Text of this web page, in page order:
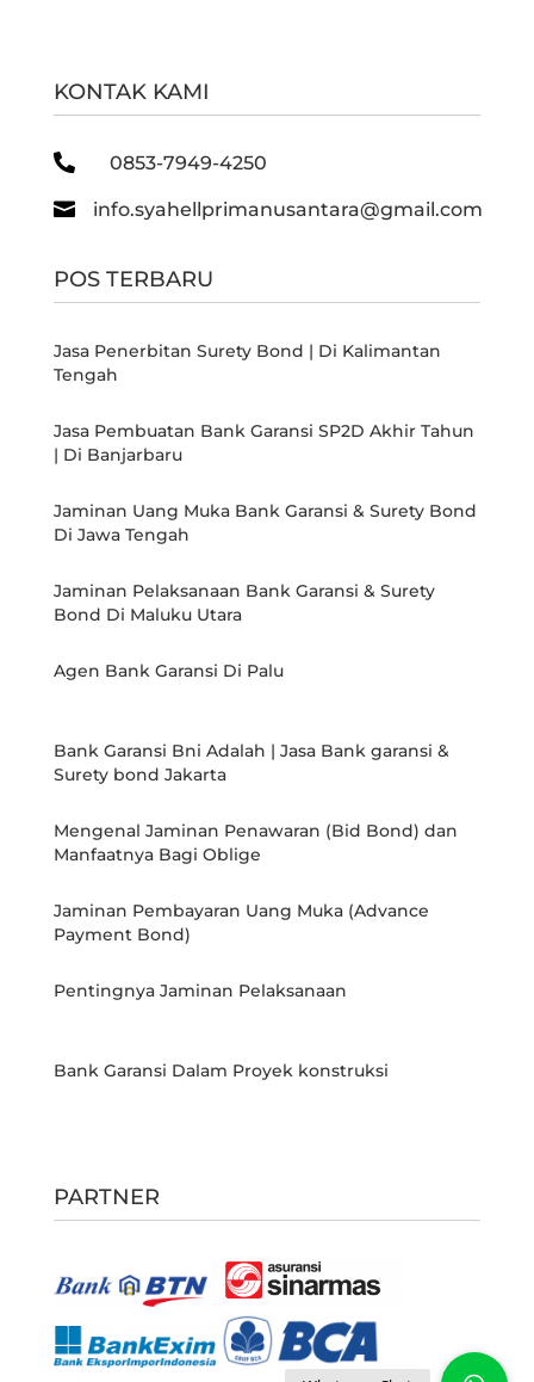
KONTAK KAMI
 0853-7949-4250
 info.syahellprimanusantara@gmail.com
POS TERBARU
Jasa Penerbitan Surety Bond | Di Kalimantan
Tengah
Jasa Pembuatan Bank Garansi SP2D Akhir Tahun
| Di Banjarbaru
Jaminan Uang Muka Bank Garansi & Surety Bond
Di Jawa Tengah
Jaminan Pelaksanaan Bank Garansi & Surety
Bond Di Maluku Utara
Agen Bank Garansi Di Palu
Bank Garansi Bni Adalah | Jasa Bank garansi &
Surety bond Jakarta
Mengenal Jaminan Penawaran (Bid Bond) dan
Manfaatnya Bagi Oblige
Jaminan Pembayaran Uang Muka (Advance
Payment Bond)
Pentingnya Jaminan Pelaksanaan
Bank Garansi Dalam Proyek konstruksi
PARTNER